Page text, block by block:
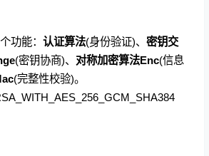
功能： 认证算法(身份验证)、 密钥交
(密钥协商)、 对称加密算法Enc(信息
(完整性校验)。